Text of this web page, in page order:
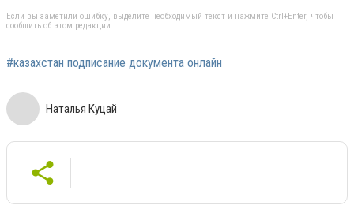
Если вы заметили ошибку, выделите необходимый текст и нажмите Ctrl+Enter, чтобы
сообщить об этом редакции
#казахстан подписание документа онлайн
Наталья Куцай